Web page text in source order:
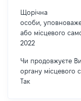
Щорічна
особи,
або місцевого
2022
Чи продовжуєте
органу місцевого
Так